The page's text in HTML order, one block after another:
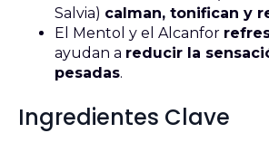
Salvia) calman, tonifican y
El Mentol y el Alcanfor
ayudan a reducir la
pesadas.
Ingredientes Clave